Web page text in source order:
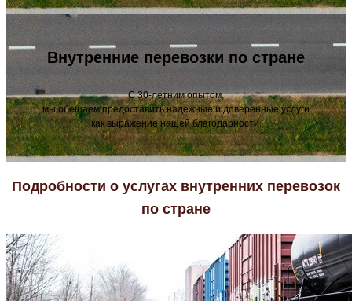
Внутренние перевозки по стране
С 30-летним опытом,
мы обещаем предоставить надежные и доверенные услуги
как выражение нашей благодарности.
Подробности о услугах внутренних перевозок
по стране